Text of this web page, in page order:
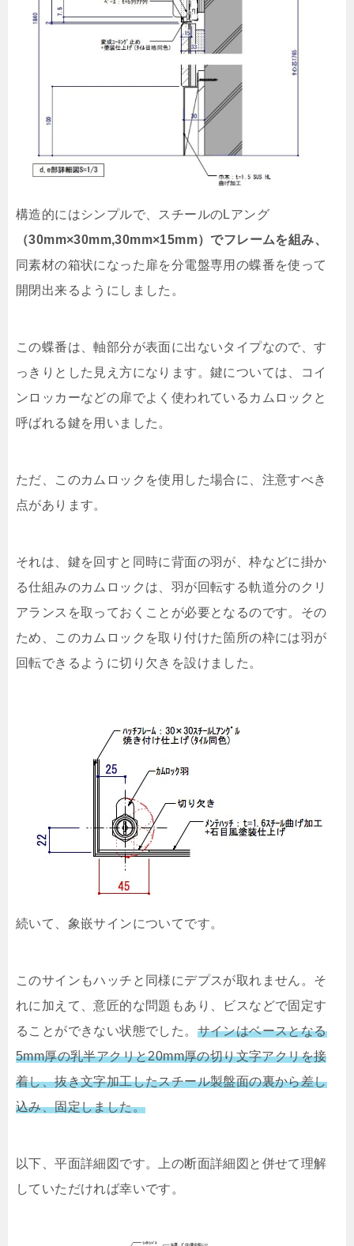
構造的にはシンプルで、スチールのLアング
（30mm×30mm,30mm×15mm）でフレームを組み、
同素材の箱状になった扉を分電盤専用の蝶番を使って
開閉出来るようにしました。
この蝶番は、軸部分が表面に出ないタイプなので、す
っきりとした見え方になります。鍵については、コイ
ンロッカーなどの扉でよく使われているカムロックと
呼ばれる鍵を用いました。
ただ、このカムロックを使用した場合に、注意すべき
点があります。
それは、鍵を回すと同時に背面の羽が、枠などに掛か
る仕組みのカムロックは、羽が回転する軌道分のクリ
アランスを取っておくことが必要となるのです。その
ため、このカムロックを取り付けた箇所の枠には羽が
回転できるように切り欠きを設けました。
続いて、象嵌サインについてです。
このサインもハッチと同様にデプスが取れません。そ
れに加えて、意匠的な問題もあり、ビスなどで固定す
ることができない状態でした。 サインはベースとなる
5mm厚の乳半アクリと20mm厚の切り文字アクリを接
着し、抜き文字加工したスチール製盤面の裏から差し
込み、固定しました。
以下、平面詳細図です。上の断面詳細図と併せて理解
していただければ幸いです。